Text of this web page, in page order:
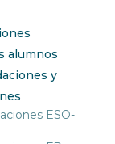
alumnos
y
ESO-